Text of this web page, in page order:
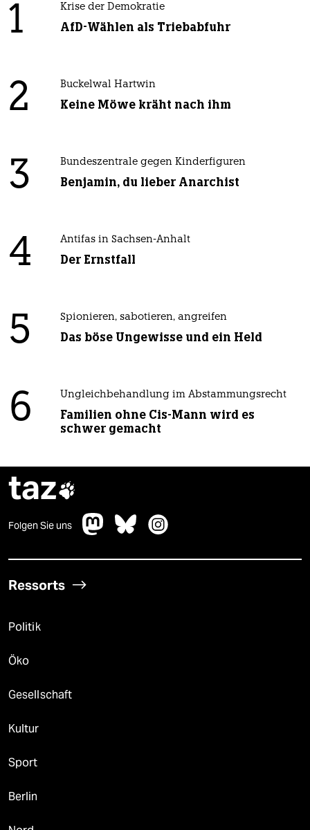
1 Krise der Demokratie
AfD-Wählen als Triebabfuhr
2 Buckelwal Hartwin
Keine Möwe kräht nach ihm
3 Bundeszentrale gegen Kinderfiguren
Benjamin, du lieber Anarchist
4 Antifas in Sachsen-Anhalt
Der Ernstfall
5 Spionieren, sabotieren, angreifen
Das böse Ungewisse und ein Held
6 Ungleichbehandlung im Abstammungsrecht
Familien ohne Cis-Mann wird es
schwer gemacht
taz
Folgen Sie uns
Ressorts
Politik
Öko
Gesellschaft
Kultur
Sport
Berlin